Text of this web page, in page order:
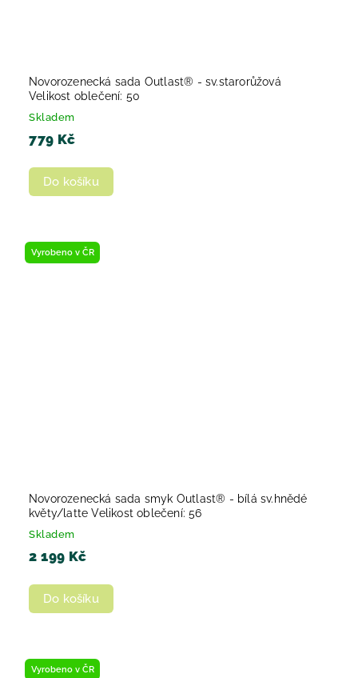
Novorozenecká sada Outlast® - sv.starorůžová
Velikost oblečení: 50
Skladem
779 Kč
Do košíku
Vyrobeno v ČR
Novorozenecká sada smyk Outlast® - bílá sv.hnědé
květy/latte Velikost oblečení: 56
Skladem
2 199 Kč
Do košíku
Vyrobeno v ČR